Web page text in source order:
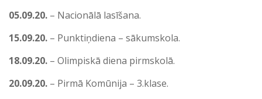
05.09.20. – Nacionālā lasīšana.
15.09.20. – Punktiņdiena – sākumskola.
18.09.20. – Olimpiskā diena pirmskolā.
20.09.20. – Pirmā Komūnija – 3.klase.